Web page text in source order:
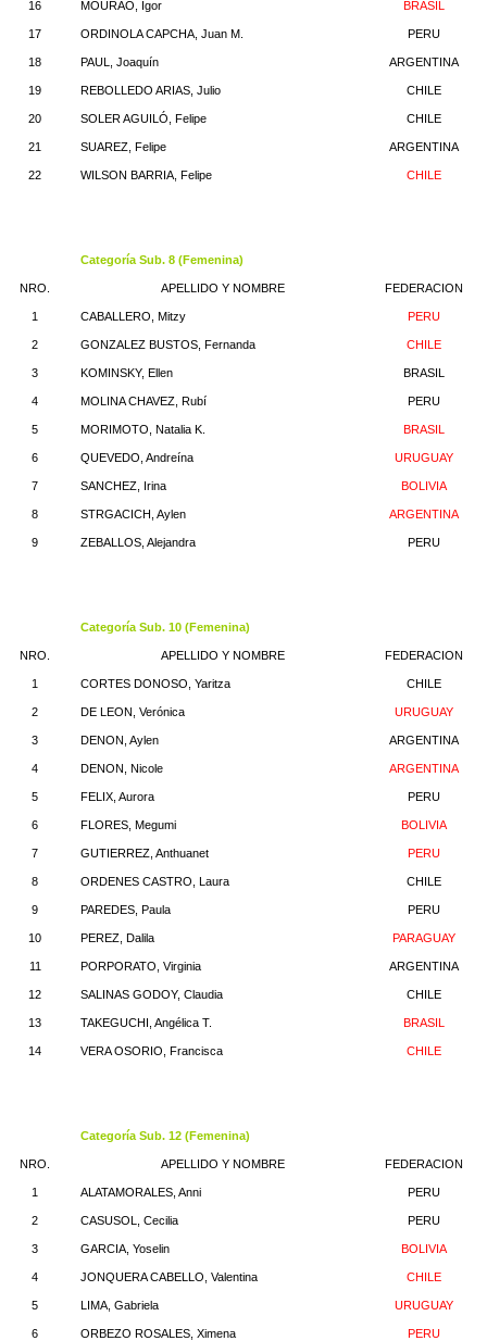
16 MOURAO, Igor BRASIL
17 ORDINOLA CAPCHA, Juan M. PERU
18 PAUL, Joaquín ARGENTINA
19 REBOLLEDO ARIAS, Julio CHILE
20 SOLER AGUILÓ, Felipe CHILE
21 SUAREZ, Felipe ARGENTINA
22 WILSON BARRIA, Felipe CHILE
Categoría Sub. 8 (Femenina)
NRO. APELLIDO Y NOMBRE FEDERACION
1 CABALLERO, Mitzy PERU
2 GONZALEZ BUSTOS, Fernanda CHILE
3 KOMINSKY, Ellen BRASIL
4 MOLINA CHAVEZ, Rubí PERU
5 MORIMOTO, Natalia K. BRASIL
6 QUEVEDO, Andreína URUGUAY
7 SANCHEZ, Irina BOLIVIA
8 STRGACICH, Aylen ARGENTINA
9 ZEBALLOS, Alejandra PERU
Categoría Sub. 10 (Femenina)
NRO. APELLIDO Y NOMBRE FEDERACION
1 CORTES DONOSO, Yaritza CHILE
2 DE LEON, Verónica URUGUAY
3 DENON, Aylen ARGENTINA
4 DENON, Nicole ARGENTINA
5 FELIX, Aurora PERU
6 FLORES, Megumi BOLIVIA
7 GUTIERREZ, Anthuanet PERU
8 ORDENES CASTRO, Laura CHILE
9 PAREDES, Paula PERU
10 PEREZ, Dalila PARAGUAY
11 PORPORATO, Virginia ARGENTINA
12 SALINAS GODOY, Claudia CHILE
13 TAKEGUCHI, Angélica T. BRASIL
14 VERA OSORIO, Francisca CHILE
Categoría Sub. 12 (Femenina)
NRO. APELLIDO Y NOMBRE FEDERACION
1 ALATAMORALES, Anni PERU
2 CASUSOL, Cecilia PERU
3 GARCIA, Yoselin BOLIVIA
4 JONQUERA CABELLO, Valentina CHILE
5 LIMA, Gabriela URUGUAY
6 ORBEZO ROSALES, Ximena PERU